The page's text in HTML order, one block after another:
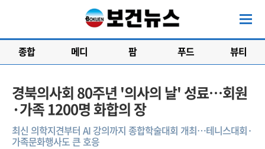
종합 메디 팜 푸드 뷰티
경북의사회 80주년 '의사의 날' 성료…회원
·가족 1200명 화합의 장
최신 의학지견부터 AI 강의까지 종합학술대회 개최…테니스대회·
가족문화행사도 큰 호응